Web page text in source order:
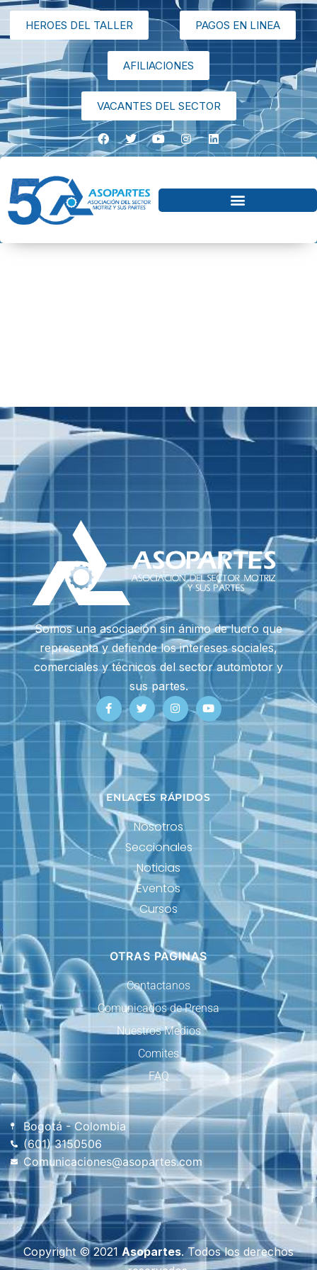
HEROES DEL TALLER PAGOS EN LINEA
AFILIACIONES
VACANTES DEL SECTOR
Somos una asociación sin ánimo de lucro que
representa y defiende los intereses sociales,
comerciales y técnicos del sector automotor y
sus partes.
ENLACES RÁPIDOS
Nosotros
Seccionales
Noticias
Eventos
Cursos
OTRAS PAGINAS
Contactanos
Comunicados de Prensa
Nuestros Medios
Comites
FAQ
Bogotá - Colombia
(601) 3150506
Comunicaciones@asopartes.com
Copyright © 2021 Asopartes. Todos los derechos